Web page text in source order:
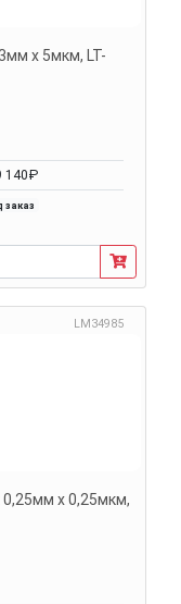
х 5мкм, LT-
140₽
заказ
LM34985
0,25мм х 0,25мкм,